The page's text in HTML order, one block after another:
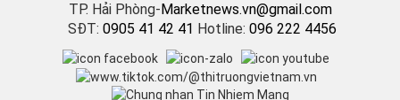
TP. Hải Phòng- Marketnews.vn@gmail.com
SĐT: 0905 41 42 41 Hotline: 096 222 4456